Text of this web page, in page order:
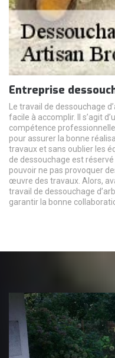
Entreprise
Le travail de dessouchage
facile à accomplir. Il s’agit
compétence
pour assurer la bonne
travaux et sans oublier les
de dessouchage est
pouvoir ne pas provoquer
œuvre des travaux. Alors,
travail de dessouchage
garantir la bonne